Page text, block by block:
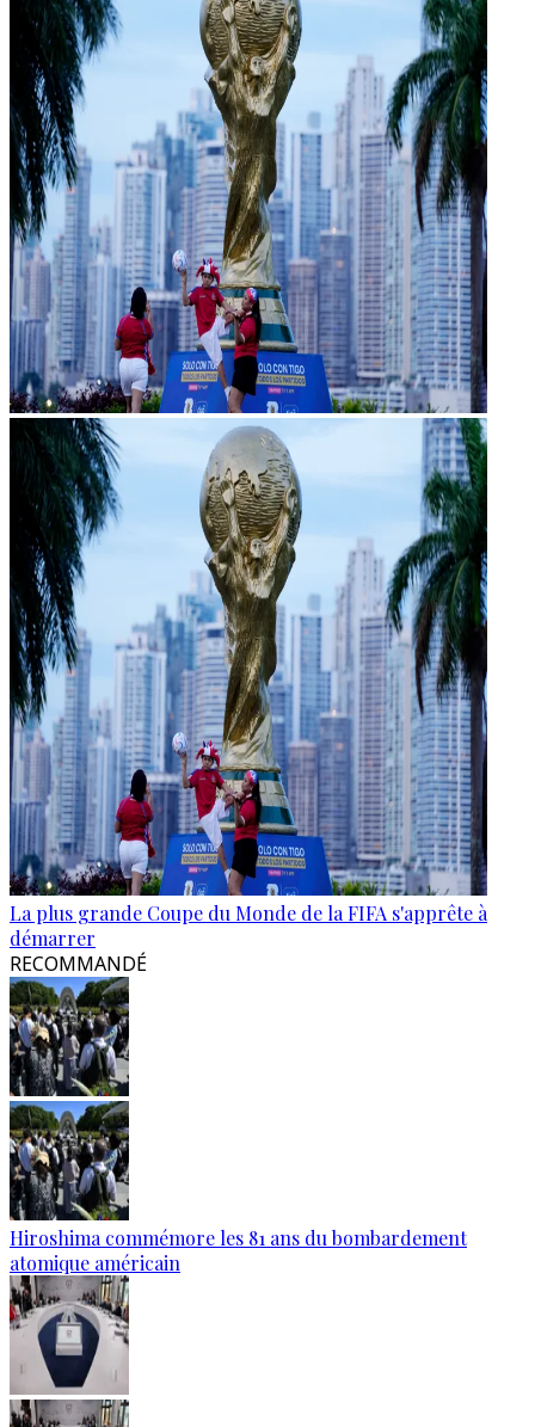
La plus grande Coupe du Monde de la FIFA s'apprête à
démarrer
RECOMMANDÉ
Hiroshima commémore les 81 ans du bombardement
atomique américain